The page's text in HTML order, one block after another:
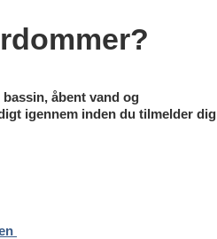
åbent vand og
igennem inden du tilmelder dig